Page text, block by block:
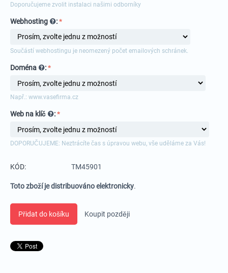
Doporučujeme zvolit instalaci našimi odborníky
Webhosting :
Součástí webhostingu je neomezený počet emailových schránek.
Doména :
Např.: www.vasefirma.cz
Web na klíč :
DOPORUČUJEME: Neztrácíte čas s úpravou webu, vše uděláme za Vás!
KÓD: TM45901
Toto zboží je distribuováno elektronicky.
Přidat do košíku Koupit později